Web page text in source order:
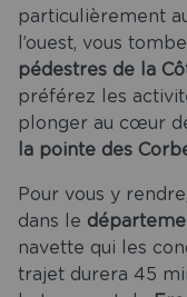
particulièrement
l’ouest, vous
pédestres de la
préférez les
plonger au cœur
la pointe des
Pour vous y
dans le
navette qui les
trajet durera 45